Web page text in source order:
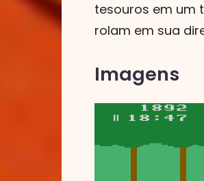
tesouros em um
rolam em sua
Imagens